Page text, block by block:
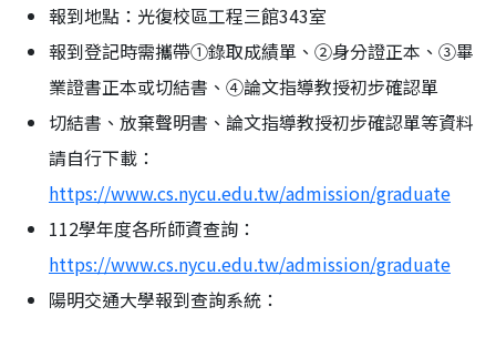
報到地點：光復校區工程三館343室
報到登記時需攜帶①錄取成績單、②身分證正本、③畢
業證書正本或切結書、④論文指導教授初步確認單
切結書、放棄聲明書、論文指導教授初步確認單等資料
請自行下載：
https://www.cs.nycu.edu.tw/admission/graduate
112學年度各所師資查詢：
https://www.cs.nycu.edu.tw/admission/graduate
陽明交通大學報到查詢系統：